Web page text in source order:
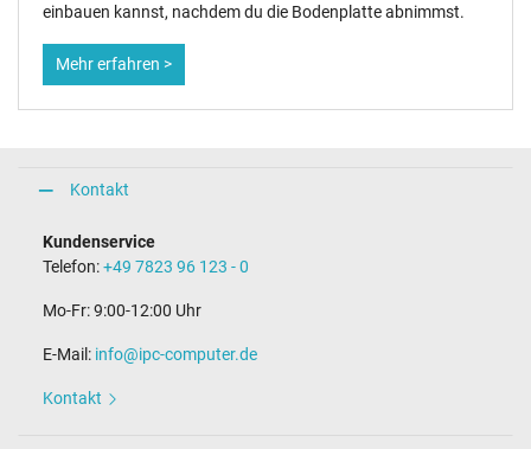
einbauen kannst, nachdem du die Bodenplatte abnimmst.
Mehr erfahren >
Kontakt
Kundenservice
Telefon:+49 7823 96 123 - 0
Mo-Fr: 9:00-12:00 Uhr
E-Mail: info@ipc-computer.de
Kontakt